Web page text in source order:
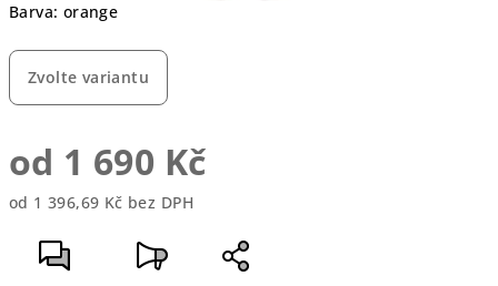
Barva: orange
Zvolte variantu
od 1 690 Kč
od 1 396,69 Kč bez DPH
cena: